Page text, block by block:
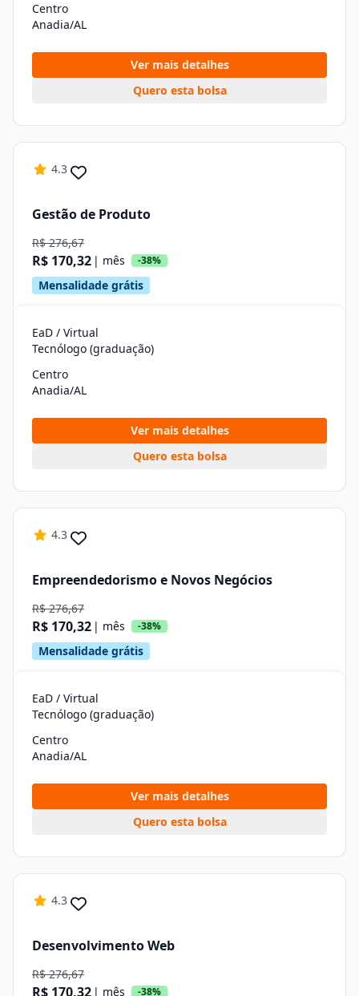
Centro
Anadia/AL
Ver mais detalhes
Quero esta bolsa
4.3
Gestão de Produto
R$ 276,67
R$ 170,32 | mês -38%
Mensalidade grátis
EaD / Virtual
Tecnólogo (graduação)
Centro
Anadia/AL
Ver mais detalhes
Quero esta bolsa
4.3
Empreendedorismo e Novos Negócios
R$ 276,67
R$ 170,32 | mês -38%
Mensalidade grátis
EaD / Virtual
Tecnólogo (graduação)
Centro
Anadia/AL
Ver mais detalhes
Quero esta bolsa
4.3
Desenvolvimento Web
R$ 276,67
R$ 170,32 | mês -38%